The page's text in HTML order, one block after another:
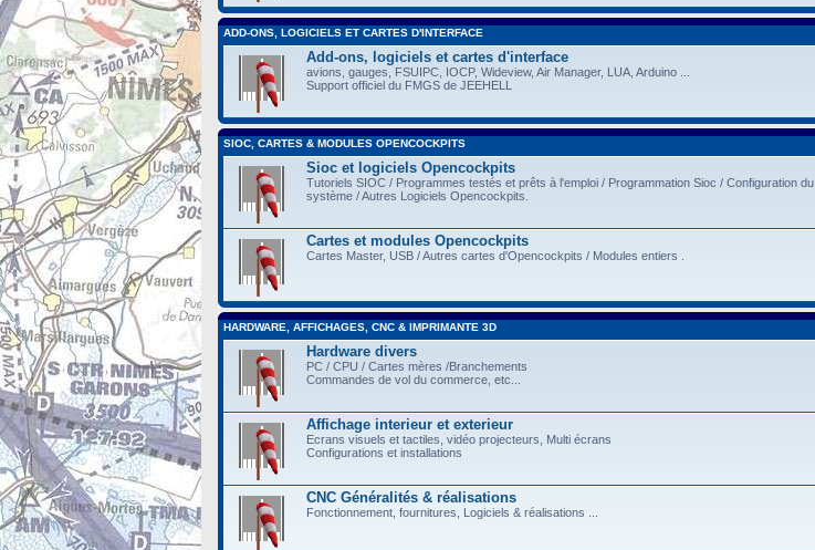
ADD-ONS, LOGICIELS ET CARTES D'INTERFACE
Add-ons, logiciels et cartes d'interface
avions, gauges, FSUIPC, IOCP, Wideview, Air Manager, LUA, Arduino ...
Support officiel du FMGS de JEEHELL
SIOC, CARTES & MODULES OPENCOCKPITS
Sioc et logiciels Opencockpits
Tutoriels SIOC / Programmes testés et prêts à l'emploi / Programmation Sioc / Configuration du
système / Autres Logiciels Opencockpits.
Cartes et modules Opencockpits
Cartes Master, USB / Autres cartes d'Opencockpits / Modules entiers .
HARDWARE, AFFICHAGES, CNC & IMPRIMANTE 3D
Hardware divers
PC / CPU / Cartes mères /Branchements
Commandes de vol du commerce, etc...
Affichage interieur et exterieur
Ecrans visuels et tactiles, vidéo projecteurs, Multi écrans
Configurations et installations
CNC Généralités & réalisations
Fonctionnement, fournitures, Logiciels & réalisations ...